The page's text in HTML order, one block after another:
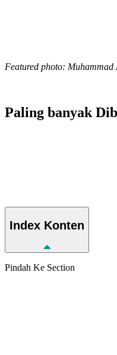
Featured photo: Muhammad
Paling banyak
Index Konten
Pindah Ke Section